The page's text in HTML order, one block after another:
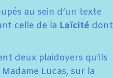
au sein d’un texte
celle de la Laïcité dont
deux plaidoyers qu’ils
Lucas, sur la